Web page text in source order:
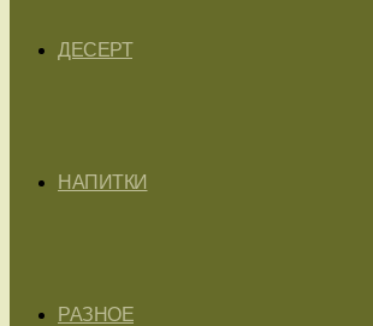
ДЕСЕРТ
НАПИТКИ
РАЗНОЕ